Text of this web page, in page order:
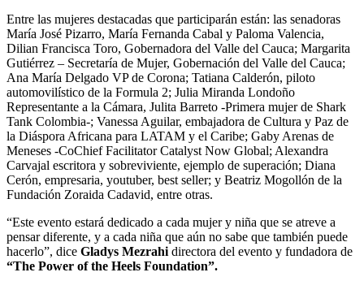
Entre las mujeres destacadas que participarán están: las senadoras
María José Pizarro, María Fernanda Cabal y Paloma Valencia,
Dilian Francisca Toro, Gobernadora del Valle del Cauca; Margarita
Gutiérrez – Secretaría de Mujer, Gobernación del Valle del Cauca;
Ana María Delgado VP de Corona; Tatiana Calderón, piloto
automovilístico de la Formula 2; Julia Miranda Londoño
Representante a la Cámara, Julita Barreto -Primera mujer de Shark
Tank Colombia-; Vanessa Aguilar, embajadora de Cultura y Paz de
la Diáspora Africana para LATAM y el Caribe; Gaby Arenas de
Meneses -CoChief Facilitator Catalyst Now Global; Alexandra
Carvajal escritora y sobreviviente, ejemplo de superación; Diana
Cerón, empresaria, youtuber, best seller; y Beatriz Mogollón de la
Fundación Zoraida Cadavid, entre otras.
“Este evento estará dedicado a cada mujer y niña que se atreve a
pensar diferente, y a cada niña que aún no sabe que también puede
hacerlo”, dice Gladys Mezrahi directora del evento y fundadora de
“The Power of the Heels Foundation”.